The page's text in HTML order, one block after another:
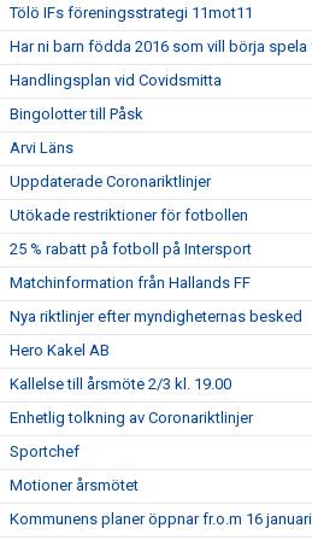
Tölö IFs föreningsstrategi 11mot11
Har ni barn födda 2016 som vill börja spela
Handlingsplan vid Covidsmitta
Bingolotter till Påsk
Arvi Läns
Uppdaterade Coronariktlinjer
Utökade restriktioner för fotbollen
25 % rabatt på fotboll på Intersport
Matchinformation från Hallands FF
Nya riktlinjer efter myndigheternas besked
Hero Kakel AB
Kallelse till årsmöte 2/3 kl. 19.00
Enhetlig tolkning av Coronariktlinjer
Sportchef
Motioner årsmötet
Kommunens planer öppnar fr.o.m 16